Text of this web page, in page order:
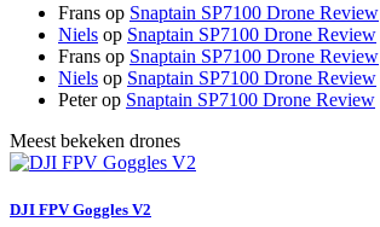
Frans op Snaptain SP7100 Drone Review
Niels op Snaptain SP7100 Drone Review
Frans op Snaptain SP7100 Drone Review
Niels op Snaptain SP7100 Drone Review
Peterop Snaptain SP7100 Drone Review
Meest bekeken drones
DJI FPV Goggles V2